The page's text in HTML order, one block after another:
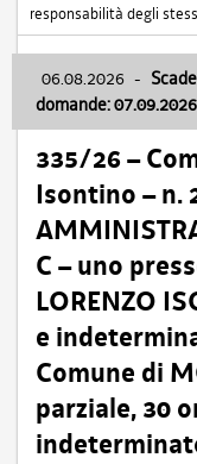
responsabilità degli
06.08.2026 -
domande:
335/26 –
Isontino – n.
C – uno
LORENZO
e
Comune di
parziale, 30